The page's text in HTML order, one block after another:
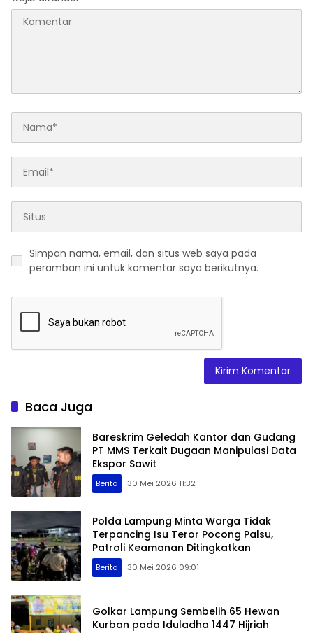
Simpan nama, email, dan situs web saya pada
peramban ini untuk komentar saya berikutnya.
Baca Juga
Bareskrim Geledah Kantor dan Gudang
PT MMS Terkait Dugaan Manipulasi Data
Ekspor Sawit
Berita 30 Mei 2026 11:32
Polda Lampung Minta Warga Tidak
Terpancing Isu Teror Pocong Palsu,
Patroli Keamanan Ditingkatkan
Berita 30 Mei 2026 09:01
Golkar Lampung Sembelih 65 Hewan
Kurban pada Iduladha 1447 Hijriah